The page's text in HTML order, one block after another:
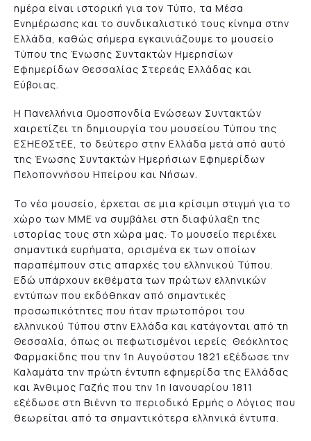
ημέρα είναι ιστορική για τον Τύπο, τα Μέσα
Ενημέρωσης και το συνδικαλιστικό τους κίνημα στην
Ελλάδα, καθώς σήμερα εγκαινιάζουμε το μουσείο
Τύπου της Ένωσης Συντακτών Ημερησίων
Εφημερίδων Θεσσαλίας Στερεάς Ελλάδας και
Εύβοιας.
Η Πανελλήνια Ομοσπονδία Ενώσεων Συντακτών
χαιρετίζει τη δημιουργία του μουσείου Τύπου της
ΕΣΗΕΘΣτΕE, το δεύτερο στην Ελλάδα μετά από αυτό
της Ένωσης Συντακτών Ημερήσιων Εφημερίδων
Πελοποννήσου Ηπείρου και Νήσων.
Το νέο μουσείο, έρχεται σε μια κρίσιμη στιγμή για το
χώρο των ΜΜΕ να συμβάλει στη διαφύλαξη της
ιστορίας τους στη χώρα μας. Το μουσείο περιέχει
σημαντικά ευρήματα, ορισμένα εκ των οποίων
παραπέμπουν στις απαρχές του ελληνικού Τύπου.
Εδώ υπάρχουν εκθέματα των πρώτων ελληνικών
εντύπων που εκδόθηκαν από σημαντικές
προσωπικότητες που ήταν πρωτοπόροι του
ελληνικού Τύπου στην Ελλάδα και κατάγονται από τη
Θεσσαλία, όπως οι πεφωτισμένοι ιερείς Θεόκλητος
Φαρμακίδης που την 1η Αυγούστου 1821 εξέδωσε την
Καλαμάτα την πρώτη έντυπη εφημερίδα της Ελλάδας
και Άνθιμος Γαζής που την 1η Ιανουαρίου 1811
εξέδωσε στη Βιέννη το περιοδικό Ερμής ο Λόγιος που
θεωρείται από τα σημαντικότερα ελληνικά έντυπα.